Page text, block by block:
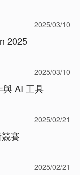
2025/03/10
2025
2025/03/10
與 AI 工具
2025/02/21
賽
2025/02/21